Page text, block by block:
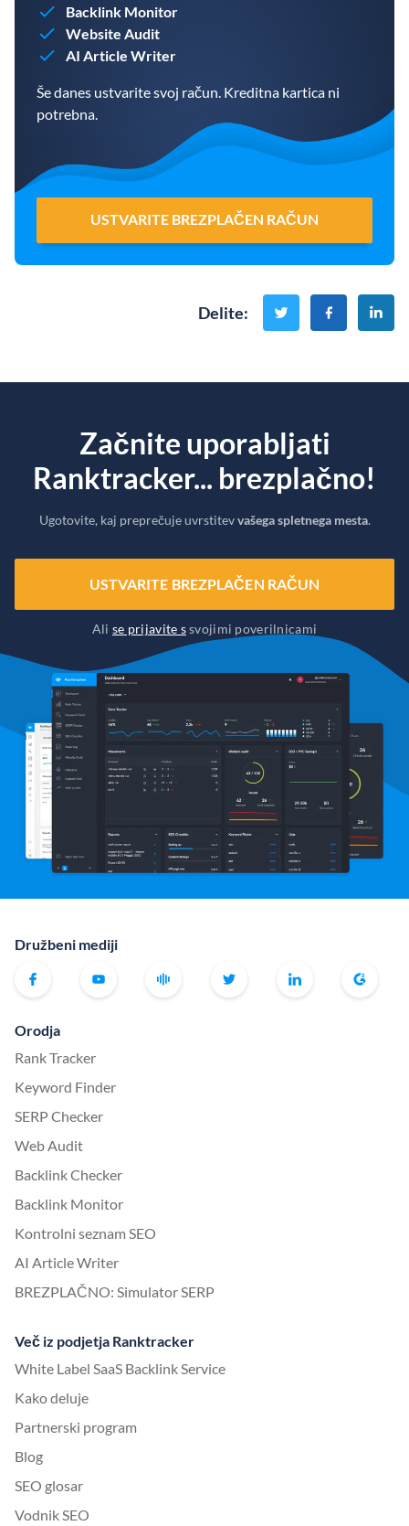
Backlink Monitor
Website Audit
AI Article Writer
Še danes ustvarite svoj račun. Kreditna kartica ni
potrebna.
USTVARITE BREZPLAČEN RAČUN
Delite:
Začnite uporabljati
Ranktracker... brezplačno!
Ugotovite, kaj preprečuje uvrstitevvašega spletnega mesta.
USTVARITE BREZPLAČEN RAČUN
Alise prijavite ssvojimi poverilnicami
Družbeni mediji
Orodja
Rank Tracker
Keyword Finder
SERP Checker
Web Audit
Backlink Checker
Backlink Monitor
Kontrolni seznam SEO
AI Article Writer
BREZPLAČNO: Simulator SERP
Več iz podjetja Ranktracker
White Label SaaS Backlink Service
Kako deluje
Partnerski program
Blog
SEO glosar
Vodnik SEO